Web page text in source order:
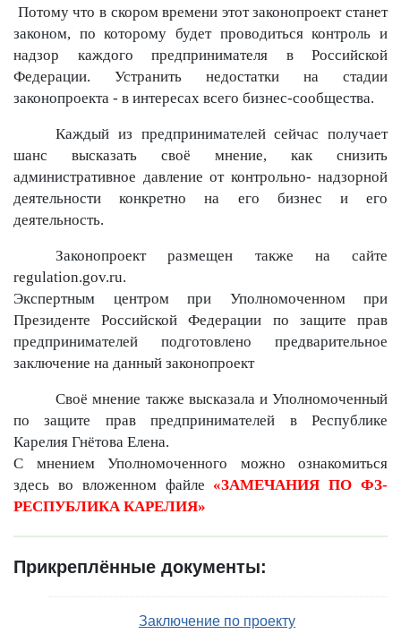
Потому что в скором времени этот законопроект станет
законом, по которому будет проводиться контроль и
надзор каждого предпринимателя в Российской
Федерации. Устранить недостатки на стадии
законопроекта - в интересах всего бизнес-сообщества.
Каждый из предпринимателей сейчас получает
шанс высказать своё мнение, как снизить
административное давление от контрольно- надзорной
деятельности конкретно на его бизнес и его
деятельность.
Законопроект размещен также на сайте
regulation.gov.ru.
Экспертным центром при Уполномоченном при
Президенте Российской Федерации по защите прав
предпринимателей подготовлено предварительное
заключение на данный законопроект
Своё мнение также высказала и Уполномоченный
по защите прав предпринимателей в Республике
Карелия Гнётова Елена.
С мнением Уполномоченного можно ознакомиться
здесь во вложенном файле «ЗАМЕЧАНИЯ ПО ФЗ-
РЕСПУБЛИКА КАРЕЛИЯ»
Прикреплённые документы:
Заключение по проекту